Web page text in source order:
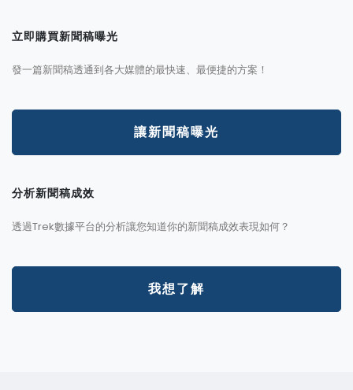
立即購買新聞稿曝光
發一篇新聞稿透通到各大媒體的最快速、最便捷的方案！
讓新聞稿曝光
分析新聞稿成效
透過Trek數據平台的分析讓您知道你的新聞稿成效表現如何？
我想了解